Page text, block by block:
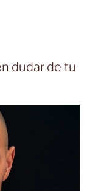
dudar de tu